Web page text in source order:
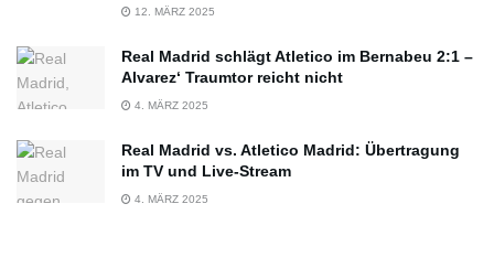
12. MÄRZ 2025
Real Madrid schlägt Atletico im Bernabeu 2:1 –
Alvarez‘ Traumtor reicht nicht
4. MÄRZ 2025
Real Madrid vs. Atletico Madrid: Übertragung
im TV und Live-Stream
4. MÄRZ 2025